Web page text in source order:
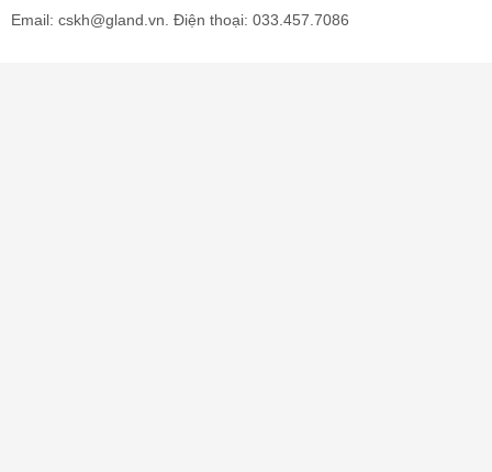
Email: cskh@gland.vn. Điện thoại: 033.457.7086